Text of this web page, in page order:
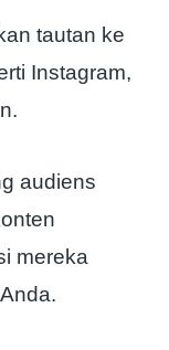
tautan ke
Instagram,
audiens
mereka